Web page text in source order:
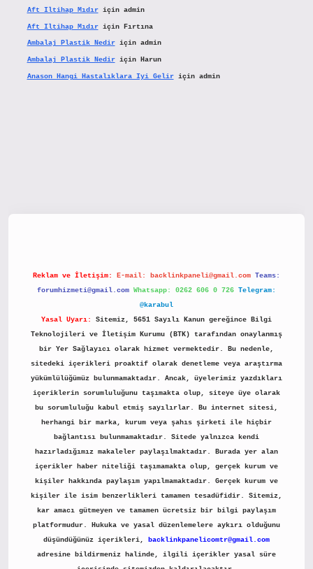
Aft Iltihap Mıdıriçin admin
Aft Iltihap Mıdıriçin Fırtına
Ambalaj Plastik Nediriçin admin
Ambalaj Plastik Nediriçin Harun
Anason Hangi Hastalıklara Iyi Geliriçin admin
Reklam ve İletişim: E-mail: backlinkpaneli@gmail.com Teams:
forumhizmeti@gmail.com Whatsapp: 0262 606 0 726 Telegram:
@karabul
Yasal Uyarı:
Sitemiz, 5651 Sayılı Kanun gereğince Bilgi
Teknolojileri ve İletişim Kurumu (BTK) tarafından onaylanmış
bir Yer Sağlayıcı olarak hizmet vermektedir. Bu nedenle,
sitedeki içerikleri proaktif olarak denetleme veya araştırma
yükümlülüğümüz bulunmamaktadır. Ancak, üyelerimiz yazdıkları
içeriklerin sorumluluğunu taşımakta olup, siteye üye olarak
bu sorumluluğu kabul etmiş sayılırlar. Bu internet sitesi,
herhangi bir marka, kurum veya şahıs şirketi ile hiçbir
bağlantısı bulunmamaktadır. Sitede yalnızca kendi
hazırladığımız makaleler paylaşılmaktadır. Burada yer alan
içerikler haber niteliği taşımamakta olup, gerçek kurum ve
kişiler hakkında paylaşım yapılmamaktadır. Gerçek kurum ve
kişiler ile isim benzerlikleri tamamen tesadüfidir. Sitemiz,
kar amacı gütmeyen ve tamamen ücretsiz bir bilgi paylaşım
platformudur. Hukuka ve yasal düzenlemelere aykırı olduğunu
düşündüğünüz içerikleri,
backlinkpanelicomtr@gmail.com
adresine bildirmeniz halinde, ilgili içerikler yasal süre